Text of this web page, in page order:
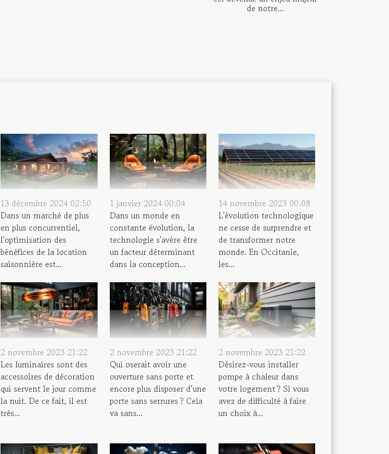
de notre...
13 décembre 2024 02:50
Dans un marché de plus
en plus concurrentiel,
l'optimisation des
bénéfices de la location
saisonnière est...
1 janvier 2024 00:04
Dans un monde en
constante évolution, la
technologie s'avère être
un facteur déterminant
dans la conception...
14 novembre 2023 00:08
L'évolution technologique
ne cesse de surprendre et
de transformer notre
monde. En Occitanie,
les...
2 novembre 2023 21:22
Les luminaires sont des
accessoires de décoration
qui servent le jour comme
la nuit. De ce fait, il est
très...
2 novembre 2023 21:22
Qui oserait avoir une
ouverture sans porte et
encore plus disposer d’une
porte sans serrures ? Cela
va sans...
2 novembre 2023 21:22
Désirez-vous installer
pompe à chaleur dans
votre logement ? Si vous
avez de difficulté à faire
un choix à...